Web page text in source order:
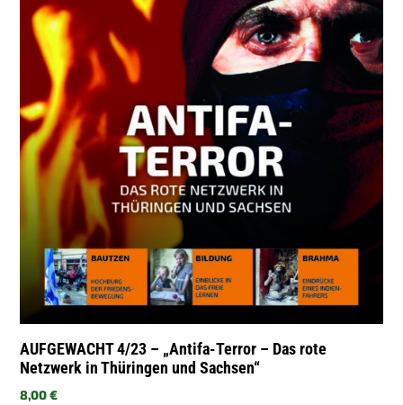
AUFGEWACHT 4/23 – „Antifa-Terror – Das rote
Netzwerk in Thüringen und Sachsen“
8,00€